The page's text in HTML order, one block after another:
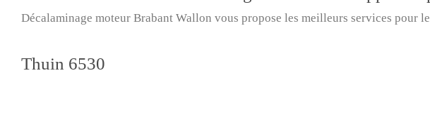
Décalaminage moteur Brabant Wallon vous propose les meilleurs services pour le
Thuin 6530